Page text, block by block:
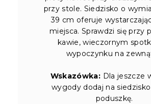
przy stole. Siedzisko o
39 cm oferuje
miejsca. Sprawdzi się przy
kawie, wieczornym
wypoczynku na
Wskazówka: Dla jeszcze
wygody dodaj na
poduszkę.